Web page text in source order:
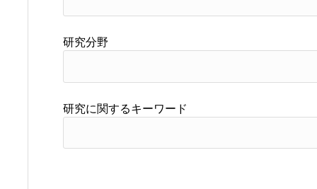
研究分野
研究に関するキーワード